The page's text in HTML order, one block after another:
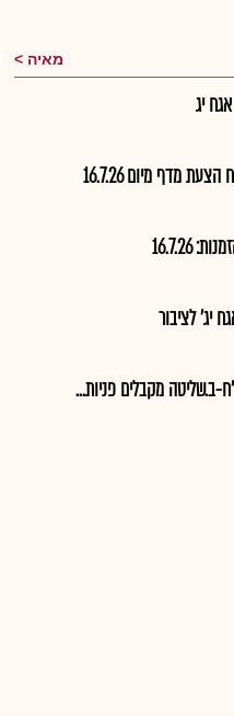
מאיה
מדף מיום 16.7.26
יג' לציבור
ב.שליטה מקבלים פניות...